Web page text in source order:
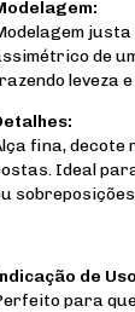
de
leveza
fina, decote
Ideal
de
para